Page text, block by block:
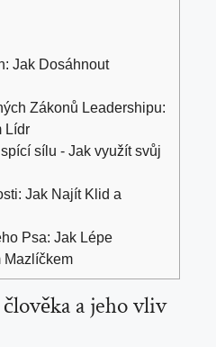
Jak Dosáhnout
Zákonů Leadershipu:
Lídr
sílu - Jak využít svůj
Jak Najít Klid a
Psa: Jak Lépe
Mazlíčkem
a jeho vliv